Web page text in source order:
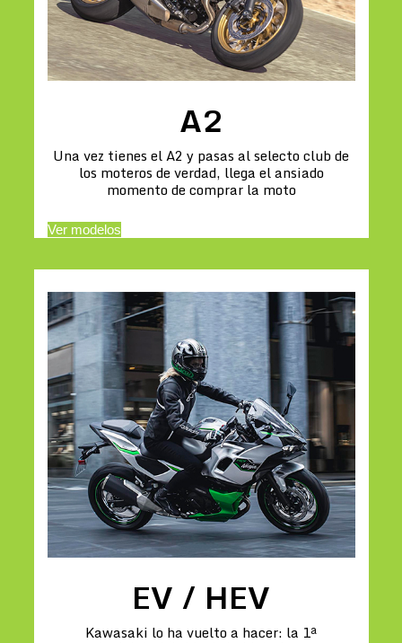
A2
Una vez tienes el A2 y pasas al selecto club de
los moteros de verdad, llega el ansiado
momento de comprar la moto
Ver modelos
EV / HEV
Kawasaki lo ha vuelto a hacer: la 1ª